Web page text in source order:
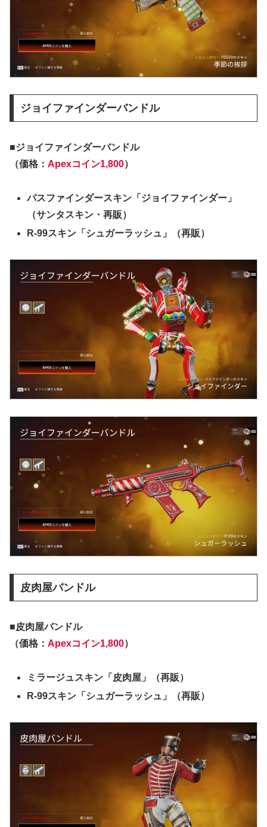
ジョイファインダーバンドル
■ジョイファインダーバンドル
（価格： Apexコイン1,800）
パスファインダースキン「ジョイファインダー」
（サンタスキン・再販）
R-99スキン「シュガーラッシュ」（再販）
皮肉屋バンドル
■皮肉屋バンドル
（価格： Apexコイン1,800）
ミラージュスキン「皮肉屋」（再販）
R-99スキン「シュガーラッシュ」（再販）